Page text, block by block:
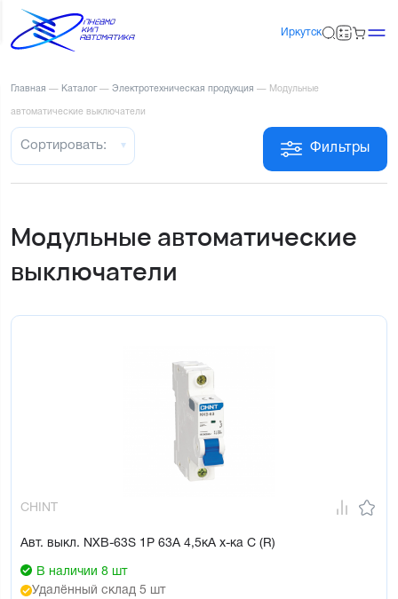
Иркутск
Главная — Каталог — Электротехническая продукция — Модульные
автоматические выключатели
Фильтры
Сортировать:
Модульные автоматические
выключатели
CHINT
Авт. выкл. NXB-63S 1P 63А 4,5кА х-ка C (R)
В наличии 8 шт
Удалённый склад 5 шт